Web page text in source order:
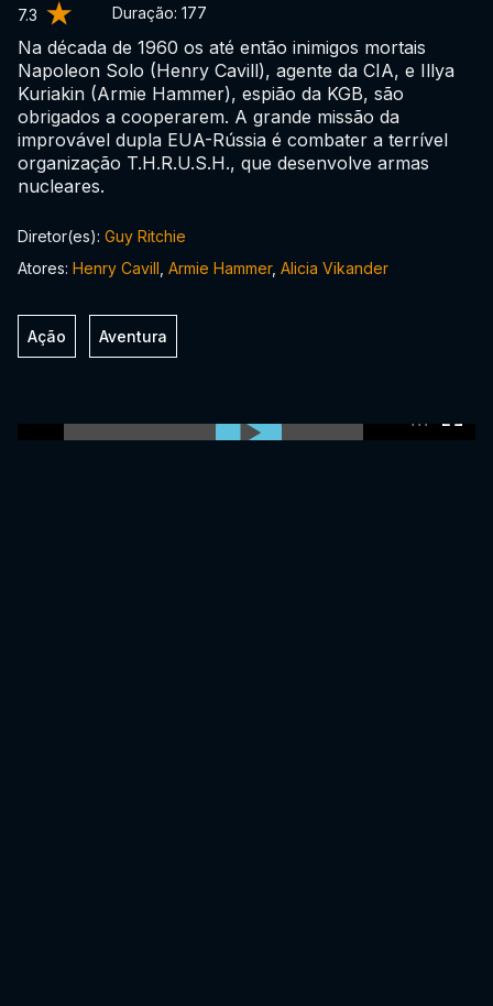
7.3 Duração: 177
Na década de 1960 os até então inimigos mortais
Napoleon Solo (Henry Cavill), agente da CIA, e Illya
Kuriakin (Armie Hammer), espião da KGB, são
obrigados a cooperarem. A grande missão da
improvável dupla EUA-Rússia é combater a terrível
organização T.H.R.U.S.H., que desenvolve armas
nucleares.
Diretor(es): Guy Ritchie
Atores: Henry Cavill Armie Hammer, Alicia Vikander
Ação Aventura